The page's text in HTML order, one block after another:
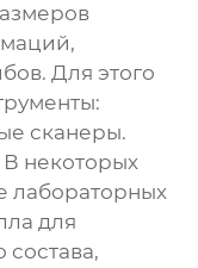
Для этого
сканеры.
В некоторых
лабораторных
для